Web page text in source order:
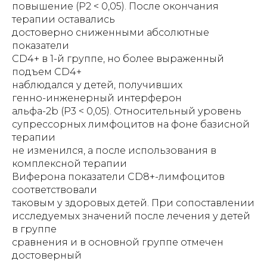
повышение (Р2 < 0,05). После окончания
терапии оставались
достоверно сниженными абсолютные
показатели
CD4+ в 1-й группе, но более выраженный
подъем CD4+
наблюдался у детей, получивших
генно-инженерный интерферон
альфа-2b (Р3 < 0,05). Относительный уровень
супрессорных лимфоцитов на фоне базисной
терапии
не изменился, а после использования в
комплексной терапии
Виферона показатели СD8+-лимфоцитов
соответствовали
таковым у здоровых детей. При сопоставлении
исследуемых значений после лечения у детей
в группе
сравнения и в основной группе отмечен
достоверный